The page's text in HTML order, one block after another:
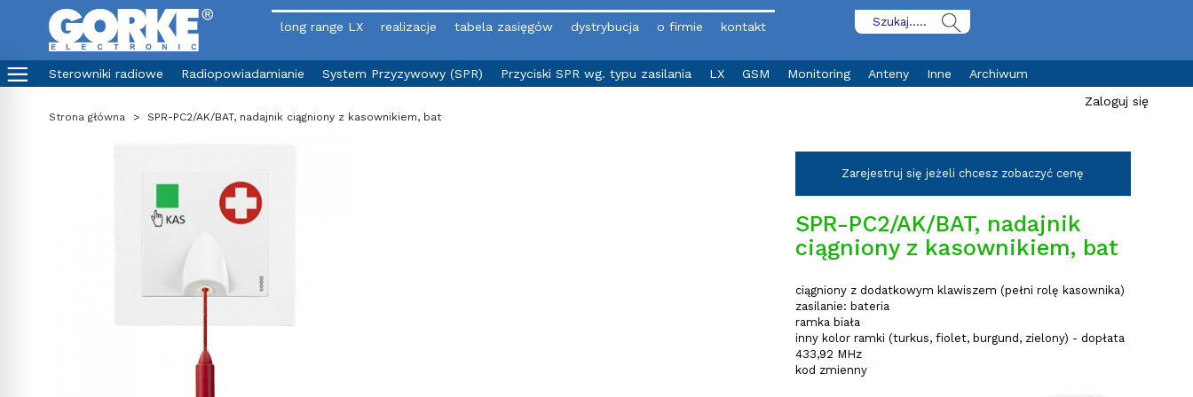
long range LX realizacje tabela zasięgów dystrybucja o firmie kontakt
Sterowniki radiowe Radiopowiadamianie System Przyzywowy (SPR) Przyciski SPR wg. typu zasilania LX GSM Monitoring Anteny Inne
Archiwum
Zaloguj się
Strona główna > SPR-PC2/AK/BAT, nadajnik ciągniony z kasownikiem, bat
Zarejestruj się jeżeli chcesz zobaczyć cenę
SPR-PC2/AK/BAT, nadajnik
ciągniony z kasownikiem, bat
ciągniony z dodatkowym klawiszem (pełni rolę kasownika)
zasilanie: bateria
ramka biała
inny kolor ramki (turkus, fiolet, burgund, zielony) - dopłata
433,92 MHz
kod zmienny